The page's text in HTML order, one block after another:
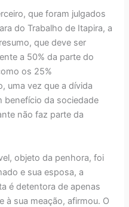
que foram julgados
do Trabalho de Itapira, a
que deve ser
a 50% da parte do
os 25%
uma vez que a dívida
benefício da sociedade
não faz parte da
objeto da penhora, foi
e sua esposa, a
é detentora de apenas
à sua meação, afirmou. O